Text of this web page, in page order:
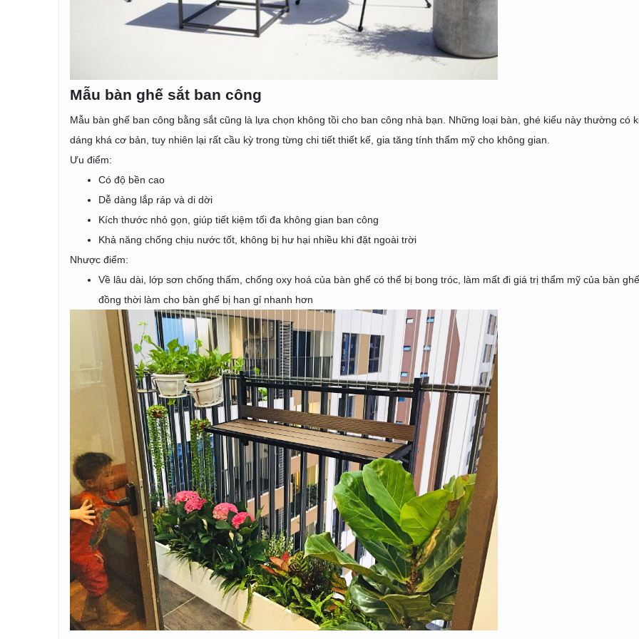
Mẫu bàn ghế sắt ban công
Mẫu bàn ghế ban công bằng sắt cũng là lựa chọn không tồi cho ban công nhà bạn. Những loại bàn, ghé kiểu này thường có
dáng khá cơ bản, tuy nhiên lại rất cầu kỳ trong từng chi tiết thiết kế, gia tăng tính thẩm mỹ cho không gian.
Ưu điểm:
Có độ bền cao
Dễ dàng lắp ráp và di dời
Kích thước nhỏ gọn, giúp tiết kiệm tối đa không gian ban công
Khả năng chống chịu nước tốt, không bị hư hại nhiều khi đặt ngoài trời
Nhược điểm:
Về lâu dài, lớp sơn chống thấm, chống oxy hoá của bàn ghế có thể bị bong tróc, làm mất đi giá trị thẩm mỹ của bàn ghế,
đồng thời làm cho bàn ghế bị han gỉ nhanh hơn